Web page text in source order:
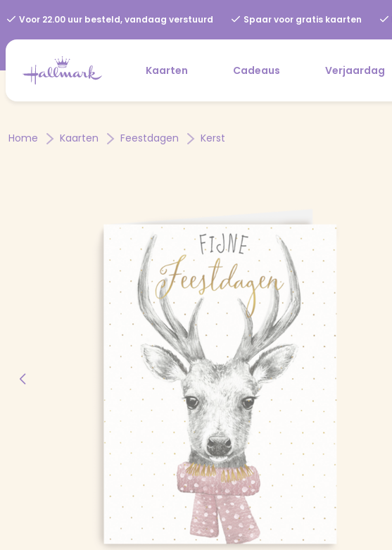
Voor 22.00 uur besteld, vandaag verstuurd Spaar voor gratis kaarten
Kaarten Cadeaus Verjaardag
Home Kaarten Feestdagen Kerst